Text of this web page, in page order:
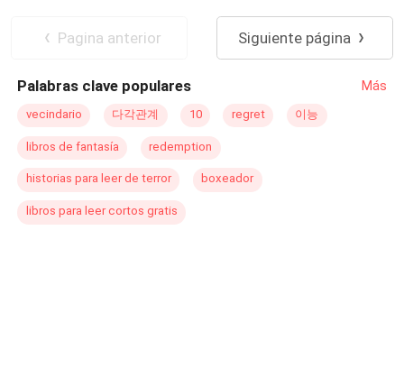
princesa de los Rinocerontes. Así que la lucha de ambas
elegirá? ¿Seguirá con Melinda? O ¿Se casará con la
princesa de los Rinocerontes?
Pagina anterior Siguiente página
Palabras clave populares Más
vecindario 다각관계 10 regret 이능
libros de fantasía redemption
historias para leer de terror boxeador
libros para leer cortos gratis